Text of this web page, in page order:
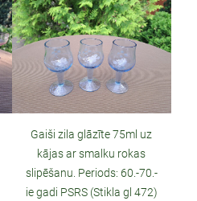
Gaiši zila glāzīte 75ml uz
kājas ar smalku rokas
slipēšanu. Periods: 60.-70.-
ie gadi PSRS (Stikla gl 472)